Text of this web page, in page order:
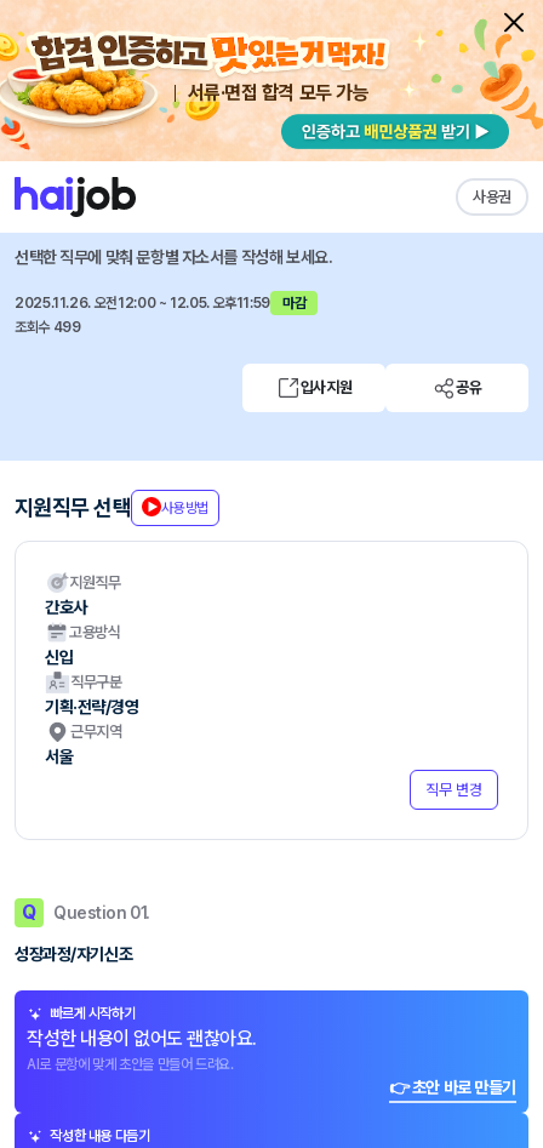
서류·면접 합격 모두 가능
사용권
채용공고 자소서 자유항목 자소서 내 작성목록
연세대학교 의료원
2026년도 세브란스병원(신촌) 신규간호사 모집
선택한 직무에 맞춰 문항별 자소서를 작성해 보세요.
2025.11.26. 오전12:00 ~ 12.05. 오후11:59
마감
조회수 499
입사지원 공유
지원직무 선택 사용방법
지원직무
간호사
고용방식
신입
직무구분
기획·전략/경영
근무지역
서울
직무 변경
Q Question 01.
성장과정/자기신조
빠르게 시작하기
작성한 내용이 없어도 괜찮아요.
AI로 문항에 맞게 초안을 만들어 드려요.
👉 초안 바로 만들기
작성한 내용 다듬기